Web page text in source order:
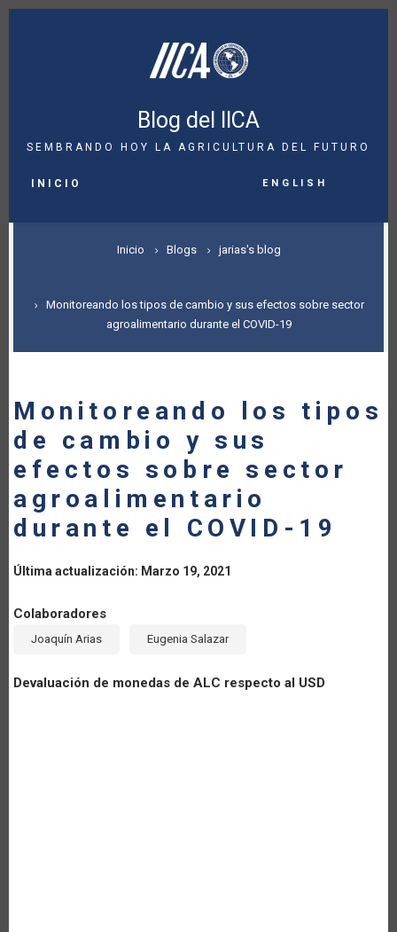
Pasar
Blog del IICA
SEMBRANDO HOY LA AGRICULTURA DEL FUTURO
NAVIGATION
INICIO English
SOBRESCRIBIR
DE
AYUDA
LA
NAVEGACIÓN
Inicio Blogs jarias's blog
Monitoreando los tipos de cambio y sus efectos sobre sector
agroalimentario durante el COVID-19
Monitoreando los tipos
de cambio y sus
efectos sobre sector
agroalimentario
durante el COVID-19
Última actualización: Marzo 19, 2021
Colaboradores
Joaquín Arias Eugenia Salazar
Devaluación de monedas de ALC respecto al USD